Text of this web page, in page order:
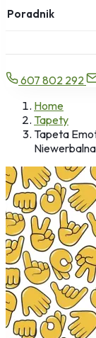
Poradnik
607 802 292
Home
Tapety
Tapeta